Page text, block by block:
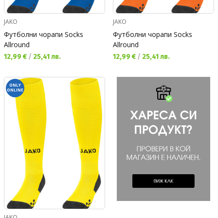
JAKO
Футболни чорапи Socks
Allround
Текуща цена:
12,99 € / 25,41 лв.
JAKO
Футболни чорапи Socks
Allround
Текуща цена:
12,99 € / 25,41 лв.
ONLY
ONLINE